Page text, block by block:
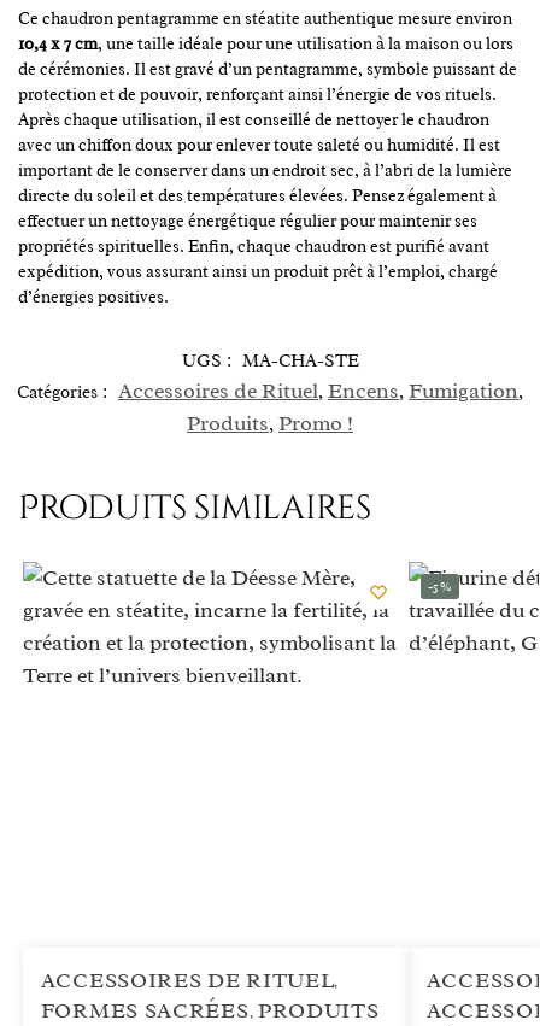
Ce chaudron pentagramme en stéatite authentique mesure environ
10,4 x 7 cm, une taille idéale pour une utilisation à la maison ou lors
de cérémonies. Il est gravé d’un pentagramme, symbole puissant de
protection et de pouvoir, renforçant ainsi l’énergie de vos rituels.
Après chaque utilisation, il est conseillé de nettoyer le chaudron
avec un chiffon doux pour enlever toute saleté ou humidité. Il est
important de le conserver dans un endroit sec, à l’abri de la lumière
directe du soleil et des températures élevées. Pensez également à
effectuer un nettoyage énergétique régulier pour maintenir ses
propriétés spirituelles. Enfin, chaque chaudron est purifié avant
expédition, vous assurant ainsi un produit prêt à l’emploi, chargé
d’énergies positives.
UGS : MA-CHA-STE
Catégories : Accessoires de Rituel, Encens, Fumigation,
Produits, Promo !
Produits similaires
ACCESSOIRES DE RITUEL,
FORMES SACRÉES, PRODUITS
-5%